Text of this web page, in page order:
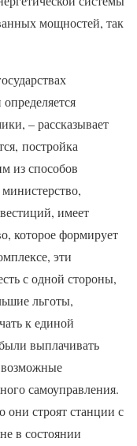
мощностей, так
– рассказывает
постройка
из способов
имеет
которое формирует
эти
с одной стороны,
льготы,
к единой
выплачивать
возможные
самоуправления.
они строят станции с
в состоянии